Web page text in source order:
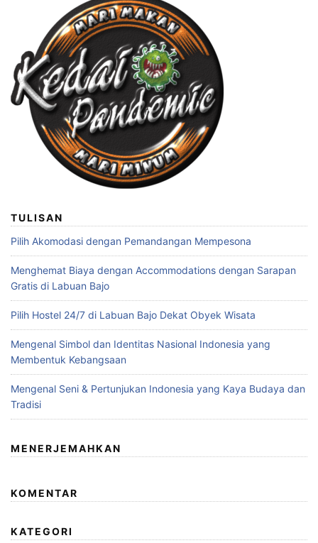
TULISAN
Pilih Akomodasi dengan Pemandangan Mempesona
Menghemat Biaya dengan Accommodations dengan Sarapan
Gratis di Labuan Bajo
Pilih Hostel 24/7 di Labuan Bajo Dekat Obyek Wisata
Mengenal Simbol dan Identitas Nasional Indonesia yang
Membentuk Kebangsaan
Mengenal Seni & Pertunjukan Indonesia yang Kaya Budaya dan
Tradisi
MENERJEMAHKAN
KOMENTAR
KATEGORI